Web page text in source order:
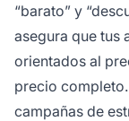
“barato” y
asegura que tus
orientados al
precio
campañas de